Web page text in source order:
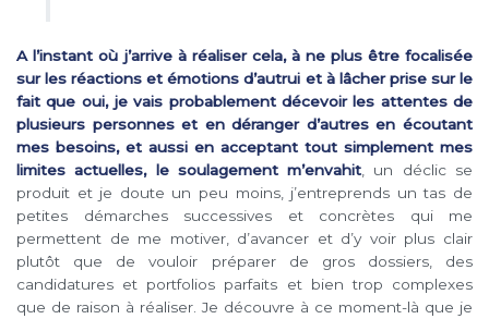
A l’instant où j’arrive à réaliser cela, à ne plus être focalisée
sur les réactions et émotions d’autrui et à lâcher prise sur le
fait que oui, je vais probablement décevoir les attentes de
plusieurs personnes et en déranger d’autres en écoutant
mes besoins, et aussi en acceptant tout simplement mes
limites actuelles, le soulagement m’envahit , un déclic se
produit et je doute un peu moins, j’entreprends un tas de
petites démarches successives et concrètes qui me
permettent de me motiver, d’avancer et d’y voir plus clair
plutôt que de vouloir préparer de gros dossiers, des
candidatures et portfolios parfaits et bien trop complexes
que de raison à réaliser. Je découvre à ce moment-là que je